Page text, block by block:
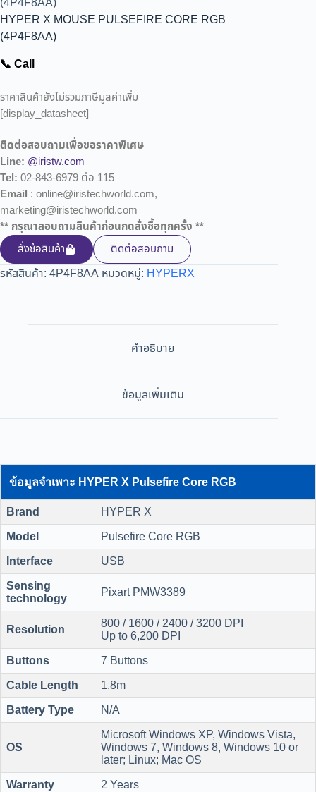
HYPER X MOUSE PULSEFIRE CORE RGB
(4P4F8AA)
📞 Call
ราคาสินค้ายังไม่รวมภาษีมูลค่าเพิ่ม
[display_datasheet]
ติดต่อสอบถามเพื่อขอราคาพิเศษ
Line: @iristw.com
Tel: 02-843-6979 ต่อ 115
Email : online@iristechworld.com,
marketing@iristechworld.com
** กรุณาสอบถามสินค้าก่อนกดสั่งซื้อทุกครั้ง **
สั่งซ้อสินค้า
ติดต่อสอบถาม
รหัสสินค้า: 4P4F8AA หมวดหมู่: HYPERX
คำอธิบาย
ข้อมูลเพิ่มเติม
ข้อมูลจำเพาะ HYPER X Pulsefire Core RGB
Brand HYPER X
Model Pulsefire Core RGB
Interface USB
Sensing
technology
Pixart PMW3389
Resolution
800 / 1600 / 2400 / 3200 DPI
Up to 6,200 DPI
Buttons 7 Buttons
Cable Length 1.8m
Battery Type N/A
OS
Microsoft Windows XP, Windows Vista,
Windows 7, Windows 8, Windows 10 or
later; Linux; Mac OS
Warranty 2 Years